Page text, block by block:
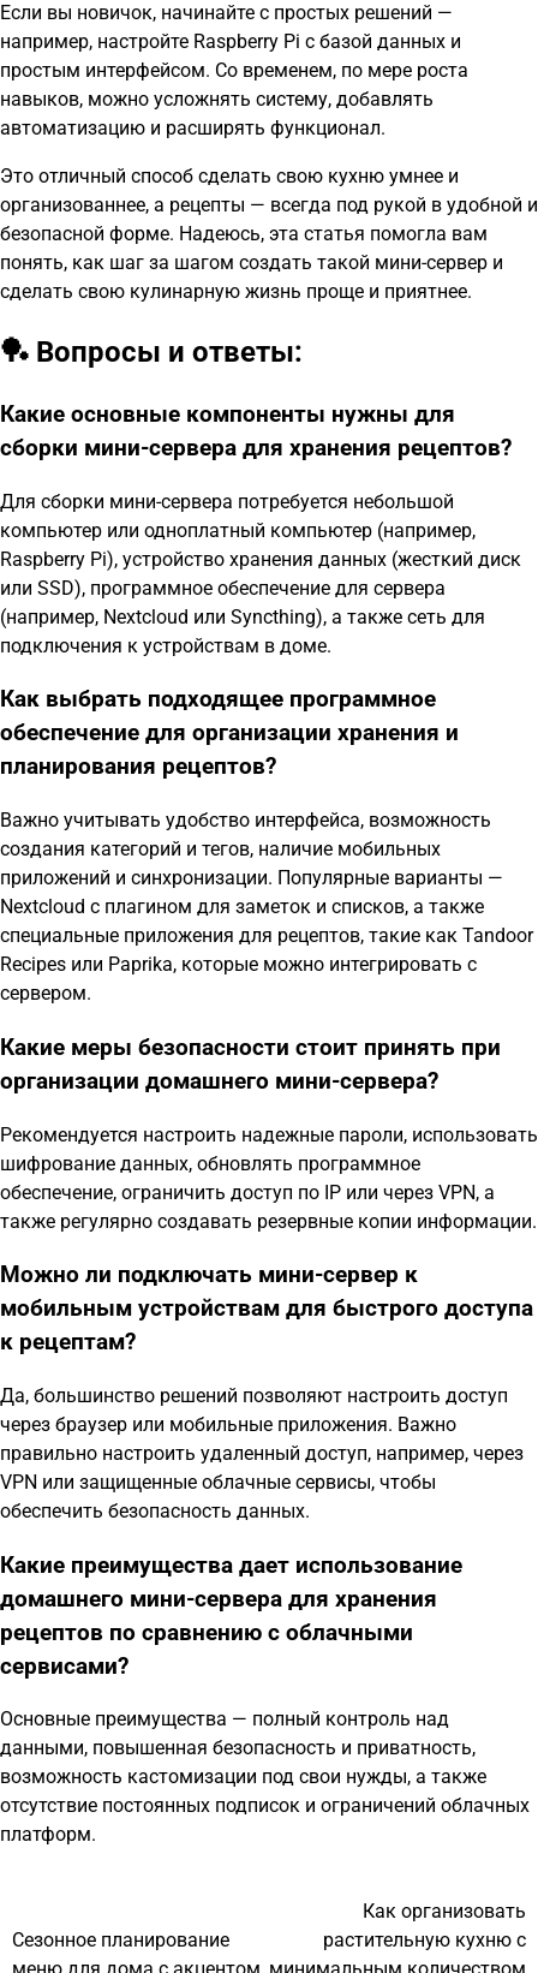
Если вы новичок, начинайте с простых решений —
например, настройте Raspberry Pi с базой данных и
простым интерфейсом. Со временем, по мере роста
навыков, можно усложнять систему, добавлять
автоматизацию и расширять функционал.
Это отличный способ сделать свою кухню умнее и
организованнее, а рецепты — всегда под рукой в удобной и
безопасной форме. Надеюсь, эта статья помогла вам
понять, как шаг за шагом создать такой мини-сервер и
сделать свою кулинарную жизнь проще и приятнее.
🏓 Вопросы и ответы:
Какие основные компоненты нужны для
сборки мини-сервера для хранения рецептов?
Для сборки мини-сервера потребуется небольшой
компьютер или одноплатный компьютер (например,
Raspberry Pi), устройство хранения данных (жесткий диск
или SSD), программное обеспечение для сервера
(например, Nextcloud или Syncthing), а также сеть для
подключения к устройствам в доме.
Как выбрать подходящее программное
обеспечение для организации хранения и
планирования рецептов?
Важно учитывать удобство интерфейса, возможность
создания категорий и тегов, наличие мобильных
приложений и синхронизации. Популярные варианты —
Nextcloud с плагином для заметок и списков, а также
специальные приложения для рецептов, такие как Tandoor
Recipes или Paprika, которые можно интегрировать с
сервером.
Какие меры безопасности стоит принять при
организации домашнего мини-сервера?
Рекомендуется настроить надежные пароли, использовать
шифрование данных, обновлять программное
обеспечение, ограничить доступ по IP или через VPN, а
также регулярно создавать резервные копии информации.
Можно ли подключать мини-сервер к
мобильным устройствам для быстрого доступа
к рецептам?
Да, большинство решений позволяют настроить доступ
через браузер или мобильные приложения. Важно
правильно настроить удаленный доступ, например, через
VPN или защищенные облачные сервисы, чтобы
обеспечить безопасность данных.
Какие преимущества дает использование
домашнего мини-сервера для хранения
рецептов по сравнению с облачными
сервисами?
Основные преимущества — полный контроль над
данными, повышенная безопасность и приватность,
возможность кастомизации под свои нужды, а также
отсутствие постоянных подписок и ограничений облачных
платформ.
по
Сезонное планирование
Как организовать
растительную кухню с